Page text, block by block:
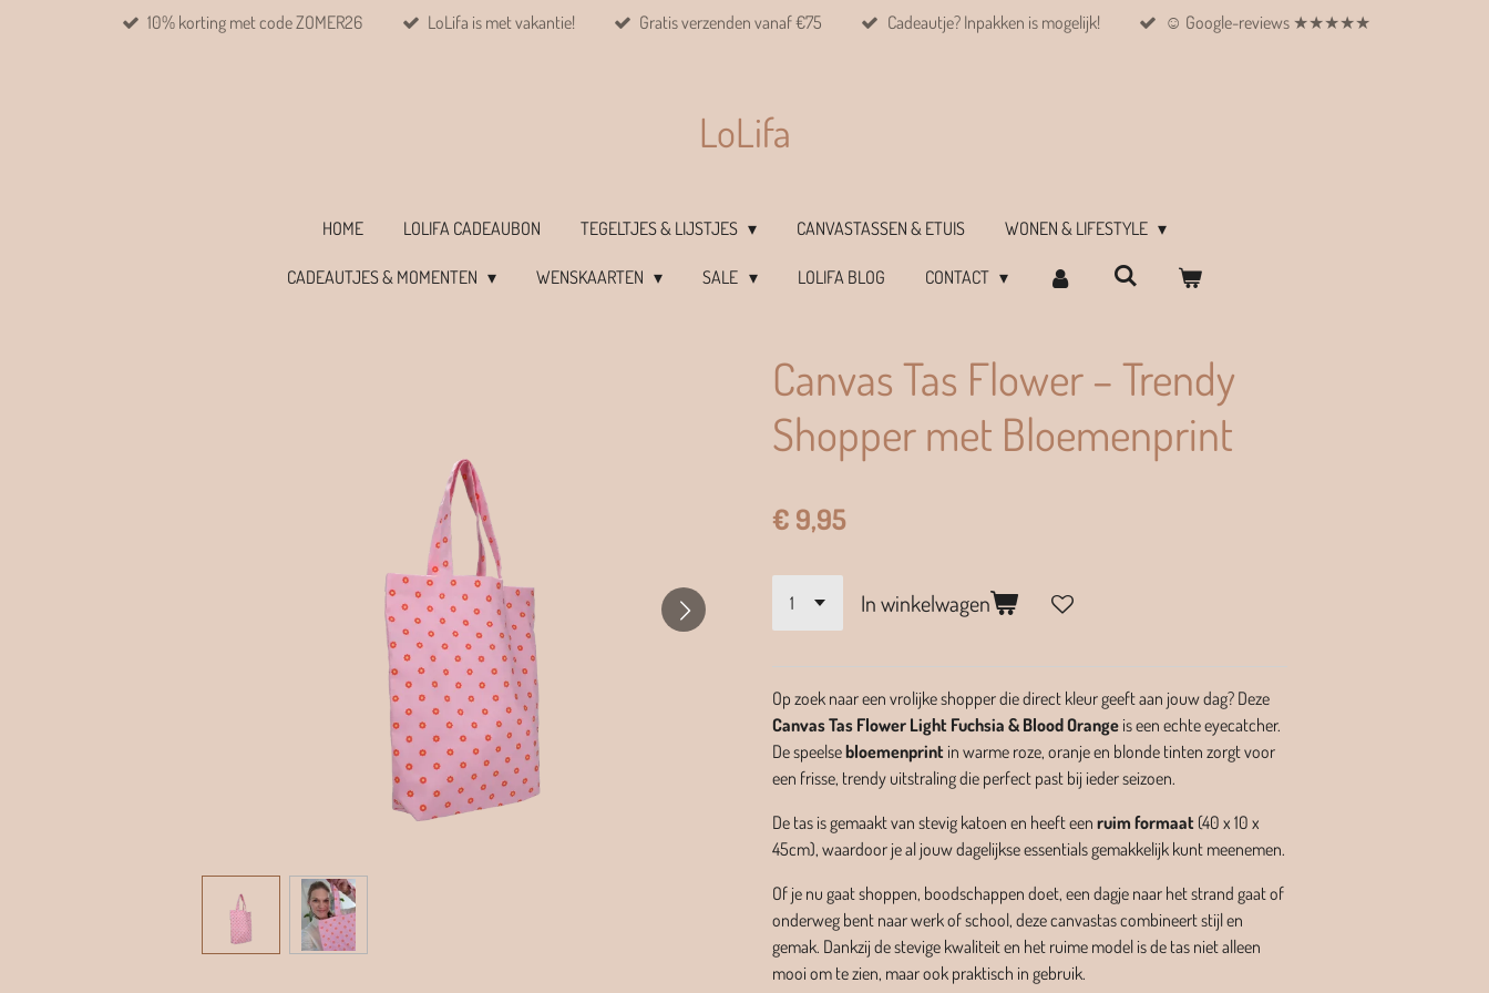
10% korting met code ZOMER26 LoLifa is met vakantie! Gratis verzenden vanaf €75 Cadeautje? Inpakken is mogelijk! ☺︎ Google-reviews ★★★★★
LoLifa
HOME LOLIFA CADEAUBON TEGELTJES & LIJSTJES CANVASTASSEN & ETUIS WONEN & LIFESTYLE
CADEAUTJES & MOMENTEN WENSKAARTEN SALE LOLIFA BLOG CONTACT
Canvas Tas Flower – Trendy
Shopper met Bloemenprint
€ 9,95
In winkelwagen
Op zoek naar een vrolijke shopper die direct kleur geeft aan jouw dag? Deze
Canvas Tas Flower Light Fuchsia & Blood Orange is een echte eyecatcher.
De speelsebloemenprint in warme roze, oranje en blonde tinten zorgt voor
een frisse, trendy uitstraling die perfect past bij ieder seizoen.
De tas is gemaakt van stevig katoen en heeft een ruim formaat (40 x 10 x
45cm), waardoor je al jouw dagelijkse essentials gemakkelijk kunt meenemen.
Of je nu gaat shoppen, boodschappen doet, een dagje naar het strand gaat of
onderweg bent naar werk of school, deze canvastas combineert stijl en
gemak. Dankzij de stevige kwaliteit en het ruime model is de tas niet alleen
mooi om te zien, maar ook praktisch in gebruik.